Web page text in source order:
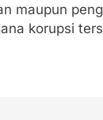
maupun
korupsi